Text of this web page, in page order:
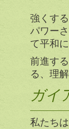
強くす
パワー
て平和
前進す
る、理
ガイ
私たち